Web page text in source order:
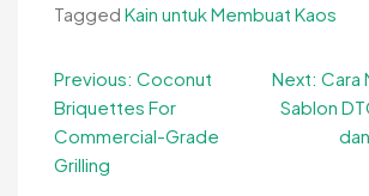
Tagged Kain untuk Membuat Kaos
Navigasi
pos
Previous: Coconut
Briquettes For
Commercial-Grade
Grilling
Next: Cara
Sablon